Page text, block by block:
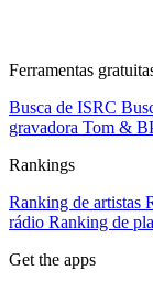
Ferramentas
Busca de ISRC
gravadora Tom &
Rankings
Ranking de artistas
rádio Ranking de
Get the apps